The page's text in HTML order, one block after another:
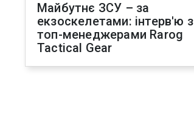
Майбутнє ЗСУ – за
екзоскелетами: інтерв'ю з
топ-менеджерами Rarog
Tactical Gear